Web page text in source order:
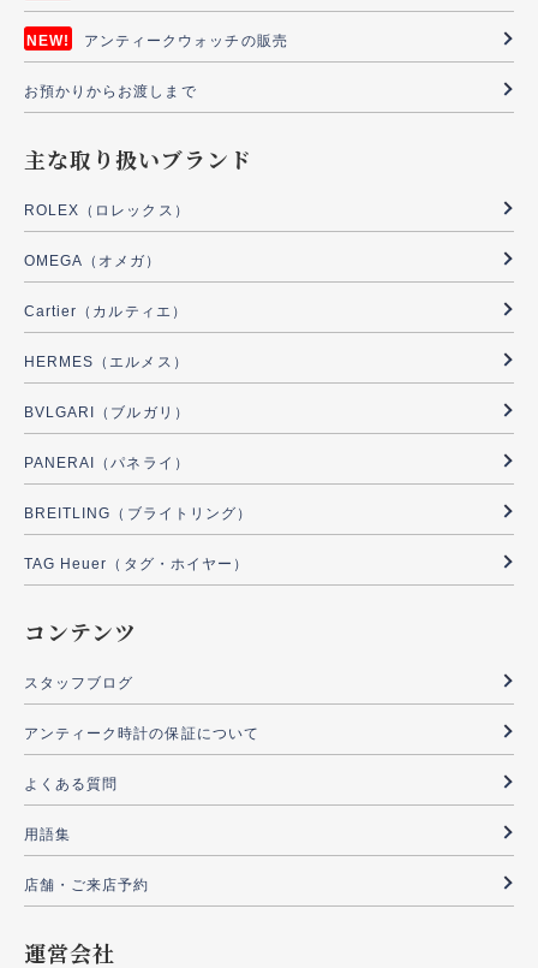
アンティークウォッチの販売
お預かりからお渡しまで
主な取り扱いブランド
ROLEX（ロレックス）
OMEGA（オメガ）
Cartier（カルティエ）
HERMES（エルメス）
BVLGARI（ブルガリ）
PANERAI（パネライ）
BREITLING（ブライトリング）
TAG Heuer（タグ・ホイヤー）
コンテンツ
スタッフブログ
アンティーク時計の保証について
よくある質問
用語集
店舗・ご来店予約
運営会社